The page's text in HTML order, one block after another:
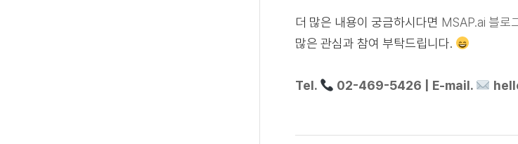
더 많은 내용이 궁금하시다면 MSAP.ai 블로
많은 관심과 참여 부탁드립니다.
Tel. 02-469-5426 | E-mail.